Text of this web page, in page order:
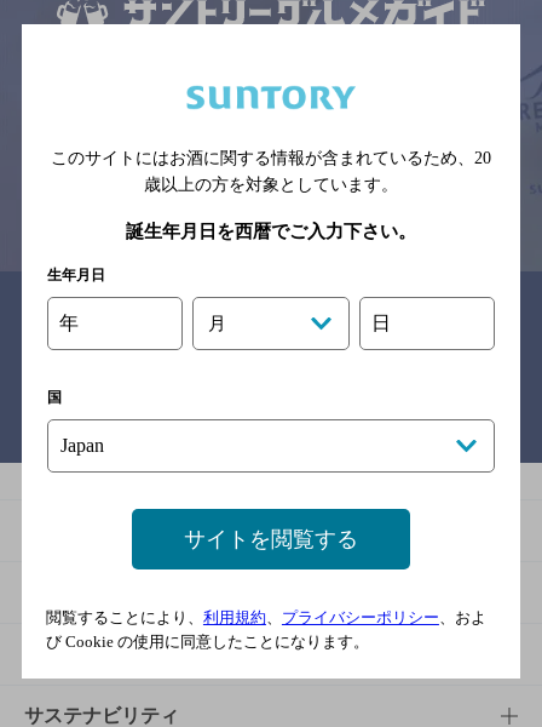
※それぞれのお店のメニューや営業時間などの掲載情報については、
予告なしに変更されることがありますので、
す。
関連リンク
バー検索サイト［BAR-NAVI］
商品一覧
商品発売情報
知る・楽しむTOP
キャンペーン
文化・スポーツ
文化・スポーツTOP
サステナビリティ
このサイトにはお酒に関する情報が含まれているため、 20
歳以上の方を対象としています。
誕生年月日を西暦でご入力下さい。
生年月日
年 月 日
国
サイトを閲覧する
閲覧することにより、 利用規約 プライバシーポリシー 、およ
び Cookie の使用に同意したことになります。